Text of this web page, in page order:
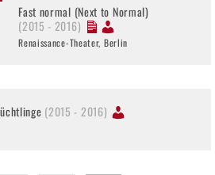
Fast normal (Next to Normal)
(2015 - 2016)
Renaissance-Theater, Berlin
(2015 - 2016)